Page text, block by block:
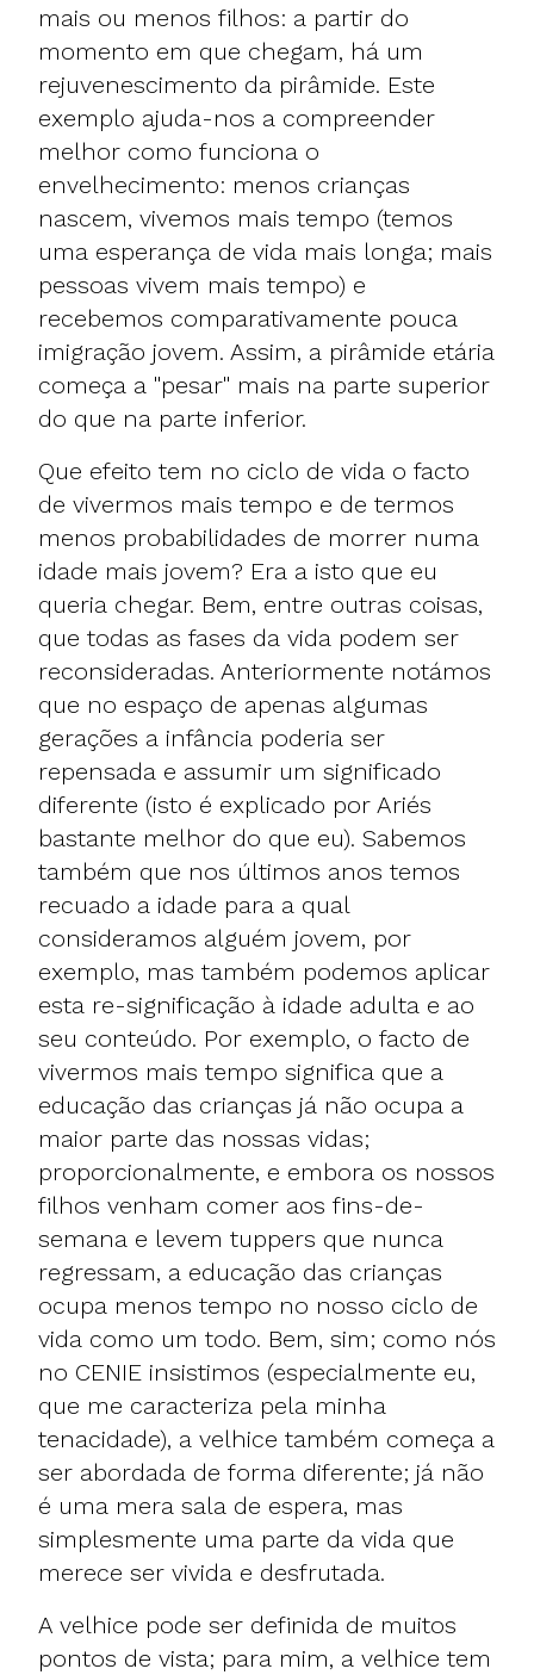
mais ou menos filhos: a partir do
momento em que chegam, há um
rejuvenescimento da pirâmide. Este
exemplo ajuda-nos a compreender
melhor como funciona o
envelhecimento: menos crianças
nascem, vivemos mais tempo (temos
uma esperança de vida mais longa; mais
pessoas vivem mais tempo) e
recebemos comparativamente pouca
imigração jovem. Assim, a pirâmide etária
começa a "pesar" mais na parte superior
do que na parte inferior.
Que efeito tem no ciclo de vida o facto
de vivermos mais tempo e de termos
menos probabilidades de morrer numa
idade mais jovem? Era a isto que eu
queria chegar. Bem, entre outras coisas,
que todas as fases da vida podem ser
reconsideradas. Anteriormente notámos
que no espaço de apenas algumas
gerações a infância poderia ser
repensada e assumir um significado
diferente (isto é explicado por Ariés
bastante melhor do que eu). Sabemos
também que nos últimos anos temos
recuado a idade para a qual
consideramos alguém jovem, por
exemplo, mas também podemos aplicar
esta re-significação à idade adulta e ao
seu conteúdo. Por exemplo, o facto de
vivermos mais tempo significa que a
educação das crianças já não ocupa a
maior parte das nossas vidas;
proporcionalmente, e embora os nossos
filhos venham comer aos fins-de-
semana e levem tuppers que nunca
regressam, a educação das crianças
ocupa menos tempo no nosso ciclo de
vida como um todo. Bem, sim; como nós
no CENIE insistimos (especialmente eu,
que me caracteriza pela minha
tenacidade), a velhice também começa a
ser abordada de forma diferente; já não
é uma mera sala de espera, mas
simplesmente uma parte da vida que
merece ser vivida e desfrutada.
A velhice pode ser definida de muitos
pontos de vista; para mim, a velhice tem